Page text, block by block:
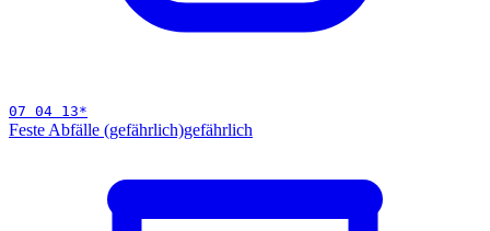
07 04 13*
Feste Abfälle (gefährlich)gefährlich